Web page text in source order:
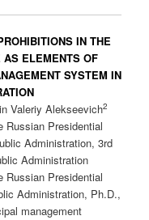
IN THE
AS ELEMENTS OF
SYSTEM IN
Valeriy Alekseevich2
Russian Presidential
Administration, 3rd
Administration
Russian Presidential
Administration, Ph.D.,
management